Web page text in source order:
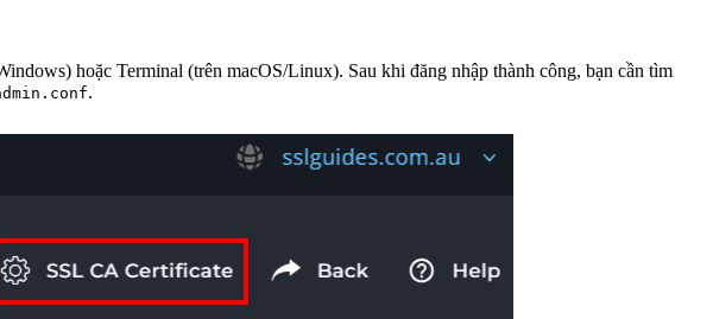
hoặc Terminal (trên macOS/Linux). Sau khi đăng nhập thành công, bạn cần tìm
.